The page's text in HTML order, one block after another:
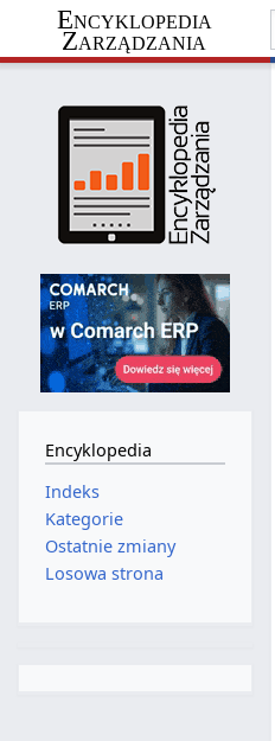
Encyklopedia
Zarządzania
Encyklopedia
Indeks
Kategorie
Ostatnie zmiany
Losowa strona